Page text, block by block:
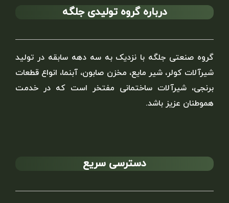
درباره گروه تولیدی جلگه
گروه صنعتی جلگه با نزدیک به سه دهه سابقه در تولید
شیرآلات کولر، شیر مایع، مخزن صابون، آبنما، انواع قطعات
برنجی، شیرآلات ساختمانی مفتخر است که در خدمت
هموطنان عزیز باشد.
دسترسی سریع